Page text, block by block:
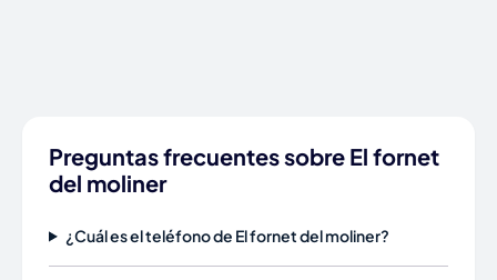
Preguntas frecuentes sobre El fornet
del moliner
¿Cuál es el teléfono de El fornet del moliner?